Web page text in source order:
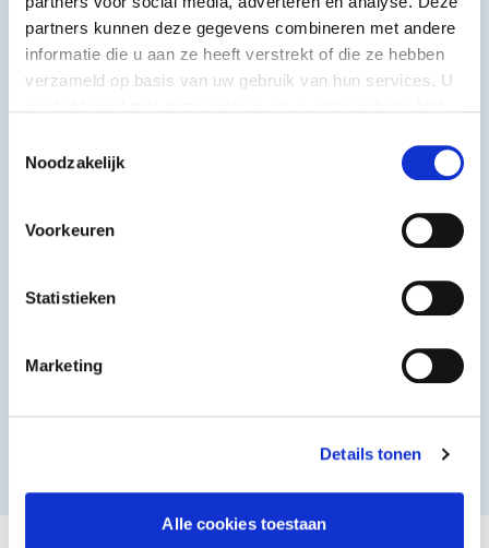
partners kunnen deze gegevens combineren met andere
informatie die u aan ze heeft verstrekt of die ze hebben
verzameld op basis van uw gebruik van hun services. U
Noodzakelijk
Voorkeuren
Statistieken
Marketing
Details tonen
Alle cookies toestaan
250 st
U lees momenteel pagina
1 Pagina
2 Pagina